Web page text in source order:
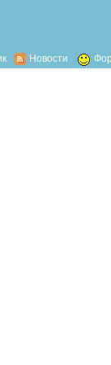
Новости